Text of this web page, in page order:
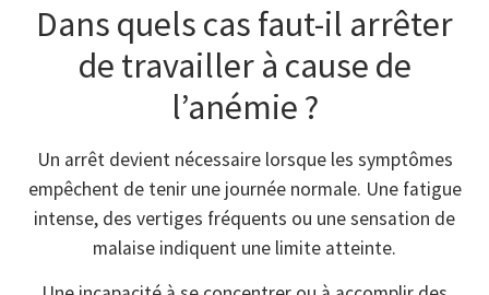
Dans quels cas faut-il arrêter
de travailler à cause de
l’anémie ?
Un arrêt devient nécessaire lorsque les symptômes
empêchent de tenir une journée normale. Une fatigue
intense, des vertiges fréquents ou une sensation de
malaise indiquent une limite atteinte.